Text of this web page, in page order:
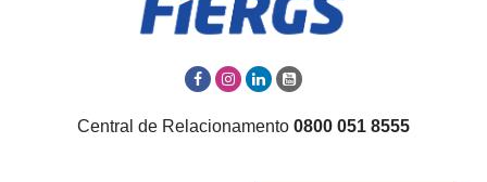
Central de Relacionamento 0800 051 8555